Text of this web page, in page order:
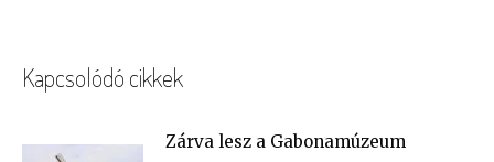
Kapcsolódó cikkek
Zárva lesz a Gabonamúzeum